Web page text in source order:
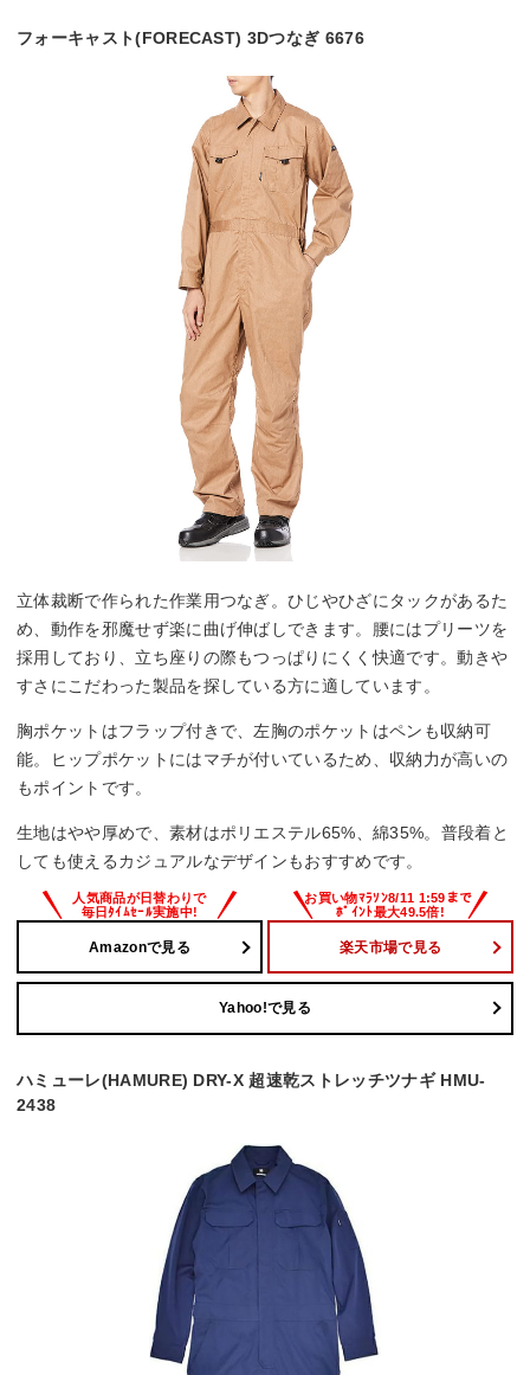
フォーキャスト(FORECAST) 3Dつなぎ 6676
立体裁断で作られた作業用つなぎ。ひじやひざにタックがあるた
め、動作を邪魔せず楽に曲げ伸ばしできます。腰にはプリーツを
採用しており、立ち座りの際もつっぱりにくく快適です。動きや
すさにこだわった製品を探している方に適しています。
胸ポケットはフラップ付きで、左胸のポケットはペンも収納可
能。ヒップポケットにはマチが付いているため、収納力が高いの
もポイントです。
生地はやや厚めで、素材はポリエステル65%、綿35%。普段着と
しても使えるカジュアルなデザインもおすすめです。
Amazonで見る 楽天市場で見る
Yahoo!で見る
ハミューレ(HAMURE) DRY-X 超速乾ストレッチツナギ HMU-
2438